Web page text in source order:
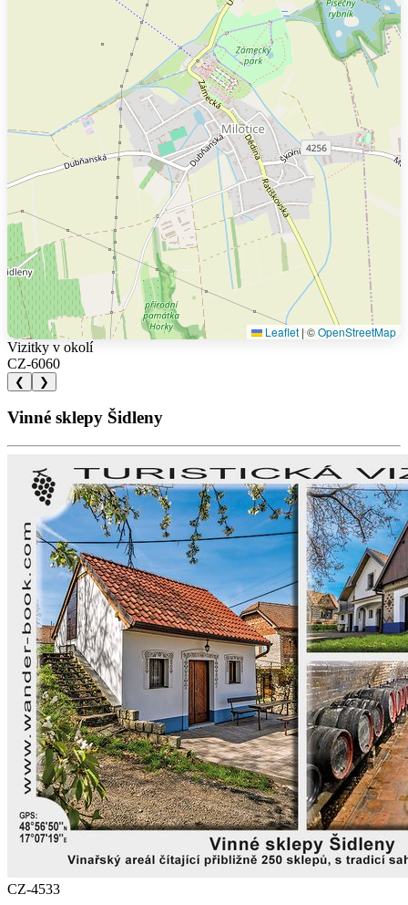
Leaflet | ©OpenStreetMap
Vizitky v okolí
CZ-6060
❮ ❯
Vinné sklepy Šidleny
CZ-4533